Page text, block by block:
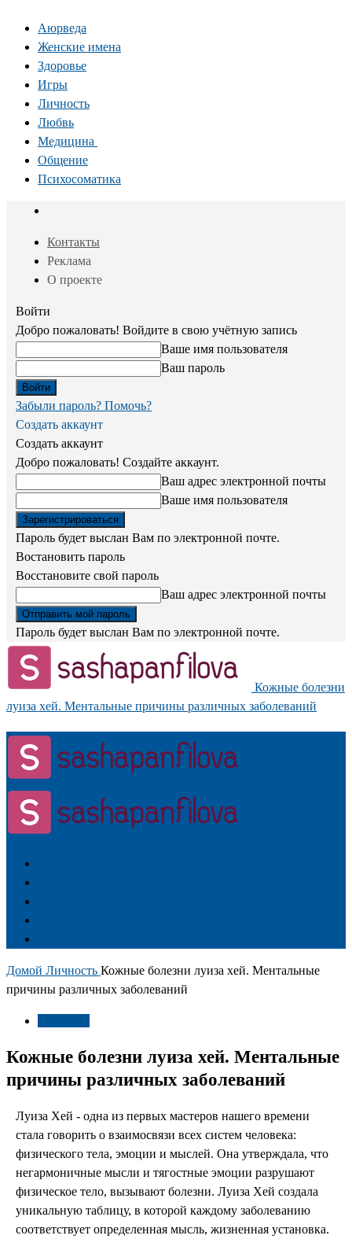
Аюрведа
Женские имена
Здоровье
Игры
Личность
Любвь
Медицина
Общение
Психосоматика
Контакты
Реклама
О проекте
Войти
Добро пожаловать! Войдите в свою учётную запись
Ваше имя пользователя
Ваш пароль
Забыли пароль? Помочь?
Создать аккаунт
Создать аккаунт
Добро пожаловать! Создайте аккаунт.
Ваш адрес электронной почты
Ваше имя пользователя
Пароль будет выслан Вам по электронной почте.
Востановить пароль
Восстановите свой пароль
Ваш адрес электронной почты
Пароль будет выслан Вам по электронной почте.
Кожные болезни
луиза хей. Ментальные причины различных заболеваний
Домой Личность Кожные болезни луиза хей. Ментальные
причины различных заболеваний
Кожные болезни луиза хей. Ментальные
причины различных заболеваний
Луиза Хей - одна из первых мастеров нашего времени
стала говорить о взаимосвязи всех систем человека:
физического тела, эмоции и мыслей. Она утверждала, что
негармоничные мысли и тягостные эмоции разрушают
физическое тело, вызывают болезни. Луиза Хей создала
уникальную таблицу, в которой каждому заболеванию
соответствует определенная мысль, жизненная установка.